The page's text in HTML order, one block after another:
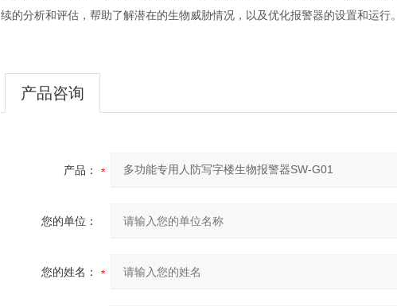
续的分析和评估，帮助了解潜在的生物威胁情况，以及优化报警器的设置和运行。
产品咨询
产品：
您的单位：
您的姓名：